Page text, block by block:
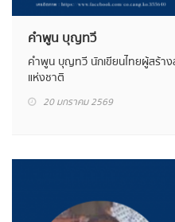
คำพูน บุญทวี
คำพูน บุญทวี นักเขียนไทยผู้สร้า
แห่งชาติ
20 มกราคม 2569